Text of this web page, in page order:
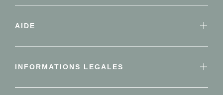
AIDE
INFORMATIONS LEGALES